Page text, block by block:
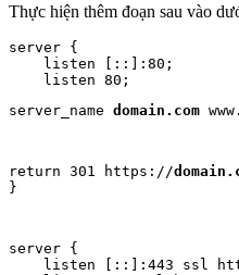
Thực hiện thêm đoạn sau vào
server {
    listen [::]:80;
server_name domain.com www.
return 301 https://
}
server {
listen [::]:443 ssl